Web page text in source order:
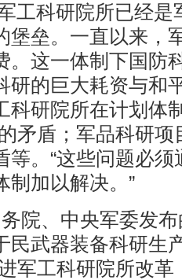
工科研院所已经是
堡垒。一直以来，
。这一体制下国防
研的巨大耗资与和
科研院所在计划体
矛盾；军品科研
等。“这些问题必
制加以解决。”
院、中央军委发
民武器装备科研生
军工科研院所改